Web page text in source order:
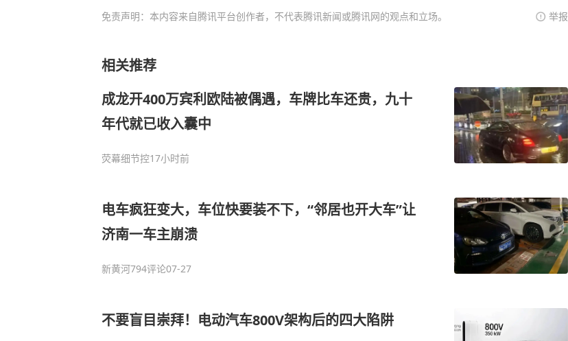
免责声明：本内容来自腾讯平台创作者，不代表腾讯新闻或腾讯网的观点和立场。 举报
相关推荐
成龙开400万宾利欧陆被偶遇，车牌比车还贵，九十
年代就已收入囊中
荧幕细节控17小时前
电车疯狂变大，车位快要装不下，“邻居也开大车”让
济南一车主崩溃
新黄河794评论07-27
不要盲目崇拜！电动汽车800V架构后的四大陷阱